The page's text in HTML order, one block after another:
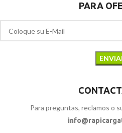
PARA
Para preguntas, reclamos o